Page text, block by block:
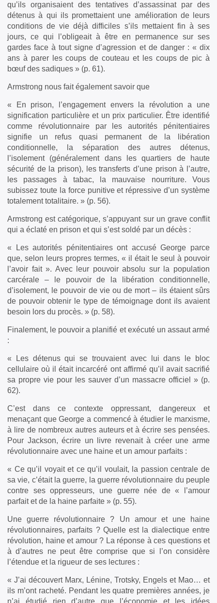
qu’ils organisaient des tentatives d’assassinat par des
détenus à qui ils promettaient une amélioration de leurs
conditions de vie déjà difficiles s’ils mettaient fin à ses
jours, ce qui l’obligeait à être en permanence sur ses
gardes face à tout signe d’agression et de danger : « dix
ans à parer les coups de couteau et les coups de pic à
bœuf des sadiques » (p. 61).
Armstrong nous fait également savoir que
« En prison, l’engagement envers la révolution a une
signification particulière et un prix particulier. Être identifié
comme révolutionnaire par les autorités pénitentiaires
signifie un refus quasi permanent de la libération
conditionnelle, la séparation des autres détenus,
l’isolement (généralement dans les quartiers de haute
sécurité de la prison), les transferts d’une prison à l’autre,
les passages à tabac, la mauvaise nourriture. Vous
subissez toute la force punitive et répressive d’un système
totalement totalitaire. » (p. 56).
Armstrong est catégorique, s’appuyant sur un grave conflit
qui a éclaté en prison et qui s’est soldé par un décès :
« Les autorités pénitentiaires ont accusé George parce
que, selon leurs propres termes, « il était le seul à pouvoir
l’avoir fait ». Avec leur pouvoir absolu sur la population
carcérale – le pouvoir de la libération conditionnelle,
d’isolement, le pouvoir de vie ou de mort – ils étaient sûrs
de pouvoir obtenir le type de témoignage dont ils avaient
besoin lors du procès. » (p. 58).
Finalement, le pouvoir a planifié et exécuté un assaut armé
:
« Les détenus qui se trouvaient avec lui dans le bloc
cellulaire où il était incarcéré ont affirmé qu’il avait sacrifié
sa propre vie pour les sauver d’un massacre officiel » (p.
62).
C’est dans ce contexte oppressant, dangereux et
menaçant que George a commencé à étudier le marxisme,
à lire de nombreux autres auteurs et à écrire ses pensées.
Pour Jackson, écrire un livre revenait à créer une arme
révolutionnaire avec une haine et un amour parfaits :
« Ce qu’il voyait et ce qu’il voulait, la passion centrale de
sa vie, c’était la guerre, la guerre révolutionnaire du peuple
contre ses oppresseurs, une guerre née de « l’amour
parfait et de la haine parfaite » (p. 55).
Une guerre révolutionnaire ? Un amour et une haine
révolutionnaires, parfaits ? Quelle est la dialectique entre
révolution, haine et amour ? La réponse à ces questions et
à d’autres ne peut être comprise que si l’on considère
l’étendue et la rigueur de ses lectures :
« J’ai découvert Marx, Lénine, Trotsky, Engels et Mao… et
ils m’ont racheté. Pendant les quatre premières années, je
n’ai étudié rien d’autre que l’économie et les idées